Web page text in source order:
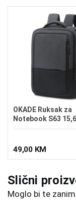
OKADE Ruksak za
Notebook S63
49,00 KM
Slični
Moglo bi te